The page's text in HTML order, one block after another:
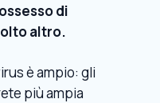
di
altro.
è ampio: gli
più ampia